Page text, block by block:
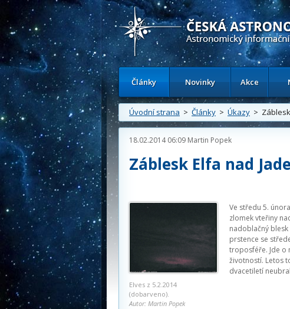
Česká astronomická společnost - Informační
Články Novinky Akce
Úvodní strana > Články > Úkazy >
18.02.2014 06:09 Martin Popek
Záblesk Elfa nad
Elves z 5.2.2014
(dobarveno).
Autor: Martin Popek
Ve středu 5.
zlomek vteřiny
nadoblačný blesk
prstence se
troposféře. Jde o
životností. Letos
dvacetiletí